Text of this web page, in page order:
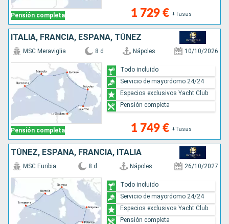
Pensión completa 1 729 € +Tasas
ITALIA, FRANCIA, ESPAÑA, TÚNEZ
Pensión completa
MSC Meraviglia 8 d Nápoles 10/10/2026
1 749 € +Tasas
Todo incluido
Servicio de mayordomo 24/24
Espacios exclusivos Yacht Club
Pensión completa
TÚNEZ, ESPAÑA, FRANCIA, ITALIA
MSC Euribia 8 d Nápoles 26/10/2027
Todo incluido
Servicio de mayordomo 24/24
Espacios exclusivos Yacht Club
Pensión completa